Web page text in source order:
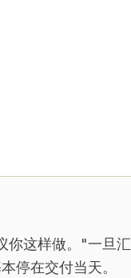
你这样做。"一旦汇
停在交付当天。